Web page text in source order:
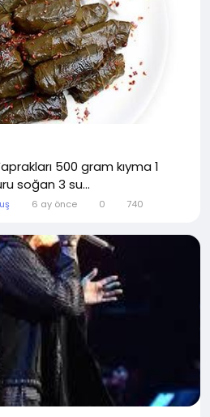
500 gram kıyma 1
soğan 3 su...
6 ay önce 0 740